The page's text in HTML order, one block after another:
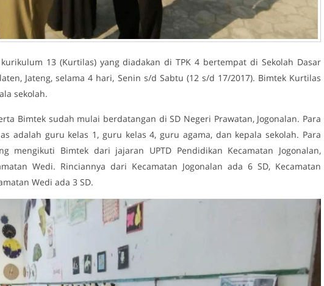
kurikulum 13 (Kurtilas) yang diadakan di TPK 4 bertempat di Sekolah Dasar
Jateng, selama 4 hari, Senin s/d Sabtu (12 s/d 17/2017). Bimtek Kurtilas
sekolah.
Bimtek sudah mulai berdatangan di SD Negeri Prawatan, Jogonalan. Para
adalah guru kelas 1, guru kelas 4, guru agama, dan kepala sekolah. Para
mengikuti Bimtek dari jajaran UPTD Pendidikan Kecamatan Jogonalan,
Wedi. Rinciannya dari Kecamatan Jogonalan ada 6 SD, Kecamatan
Wedi ada 3 SD.